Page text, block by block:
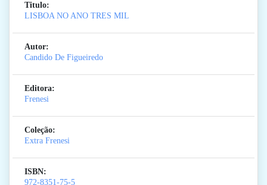
Titulo:
LISBOA NO ANO TRES MIL
Autor:
Candido De Figueiredo
Editora:
Frenesi
Coleção:
Extra Frenesi
ISBN:
972-8351-75-5